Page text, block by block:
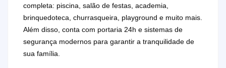
completa: piscina, salão de festas, academia,
brinquedoteca, churrasqueira, playground e muito mais.
Além disso, conta com portaria 24h e sistemas de
segurança modernos para garantir a tranquilidade de
sua família.